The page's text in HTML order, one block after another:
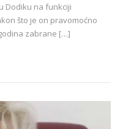
Dodiku na funkciji
što je on pravomoćno
zabrane […]